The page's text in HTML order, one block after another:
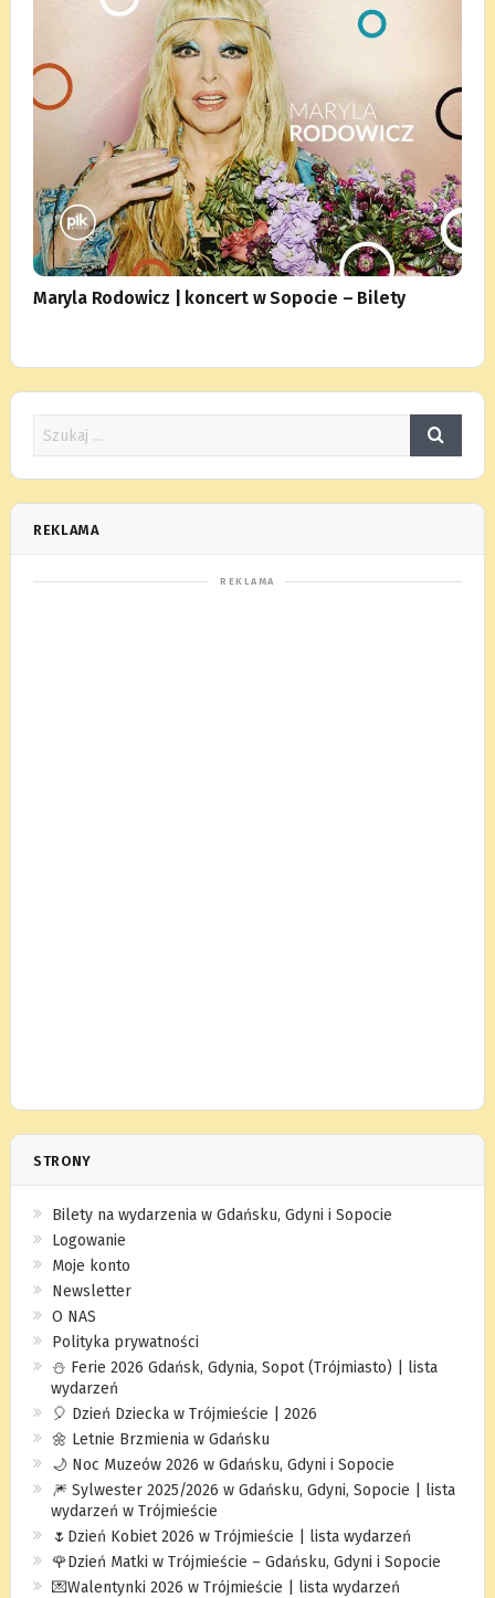
Maryla Rodowicz | koncert w Sopocie – Bilety
REKLAMA
STRONY
Bilety na wydarzenia w Gdańsku, Gdyni i Sopocie
Logowanie
Moje konto
Newsletter
O NAS
Polityka prywatności
⛄️ Ferie 2026 Gdańsk, Gdynia, Sopot (Trójmiasto) | lista
wydarzeń
🎈 Dzień Dziecka w Trójmieście | 2026
🌼 Letnie Brzmienia w Gdańsku
🌙 Noc Muzeów 2026 w Gdańsku, Gdyni i Sopocie
🎆 Sylwester 2025/2026 w Gdańsku, Gdyni, Sopocie | lista
wydarzeń w Trójmieście
🌷Dzień Kobiet 2026 w Trójmieście | lista wydarzeń
🌹Dzień Matki w Trójmieście – Gdańsku, Gdyni i Sopocie
💌Walentynki 2026 w Trójmieście | lista wydarzeń